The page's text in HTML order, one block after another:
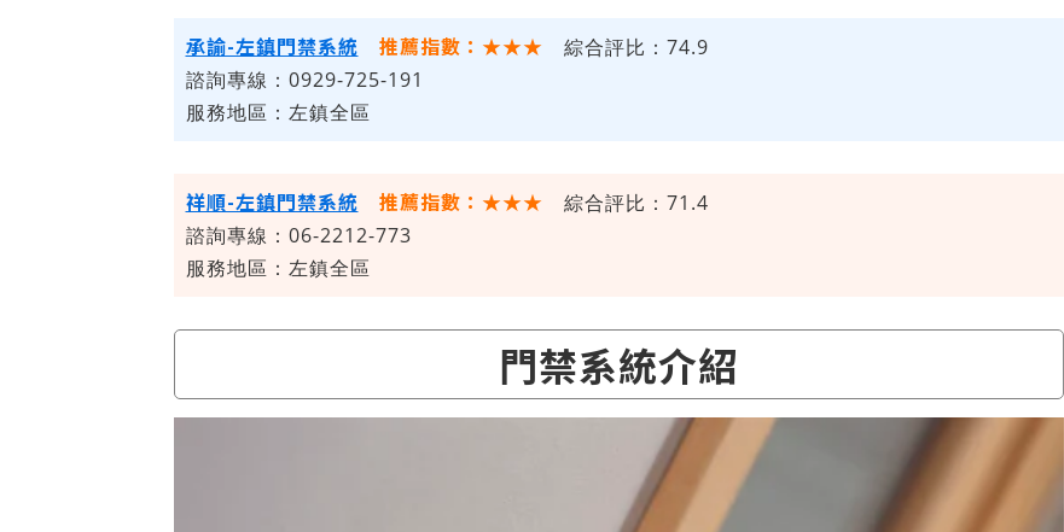
承諭-左鎮門禁系統 推薦指數：★★★
綜合評比：74.9
諮詢專線：0929-725-191
服務地區：左鎮全區
祥順-左鎮門禁系統 推薦指數：★★★
綜合評比：71.4
諮詢專線：06-2212-773
服務地區：左鎮全區
門禁系統介紹